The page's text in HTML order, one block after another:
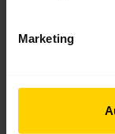
Marketing